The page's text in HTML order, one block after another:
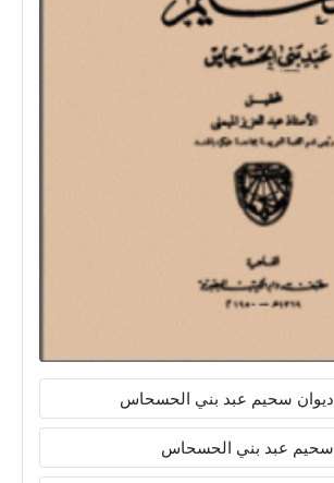
ديوان سحيم عبد بني الحسحاس
سحيم عبد بني الحسحاس